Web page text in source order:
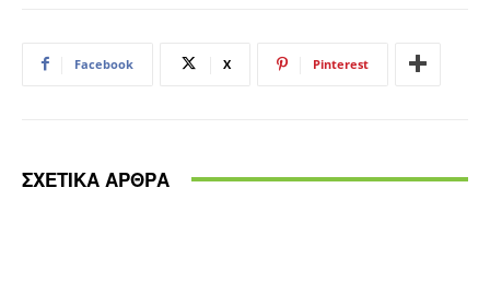
Facebook X Pinterest
ΣΧΕΤΙΚΑ ΑΡΘΡΑ